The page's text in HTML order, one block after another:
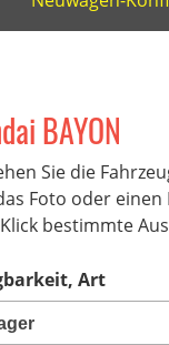
BAYON
Sie die
Foto oder
bestimmte
Art